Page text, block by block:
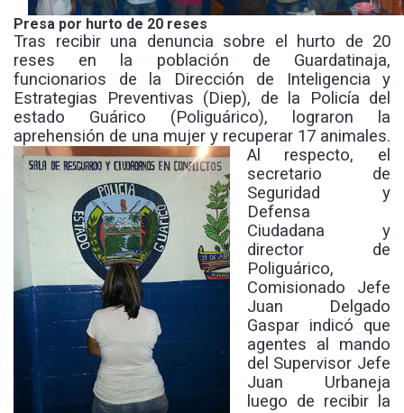
Presa por hurto de 20 reses
Tras recibir una denuncia sobre el hurto de 20
reses en la población de Guardatinaja,
funcionarios de la Dirección de Inteligencia y
Estrategias Preventivas (Diep), de la Policía del
estado Guárico (Poliguárico), lograron la
aprehensión de una mujer y recuperar 17 animales.
Al respecto, el
secretario de
Seguridad y
Defensa
Ciudadana y
director de
Poliguárico,
Comisionado Jefe
Juan Delgado
Gaspar indicó que
agentes al mando
del Supervisor Jefe
Juan Urbaneja
luego de recibir la